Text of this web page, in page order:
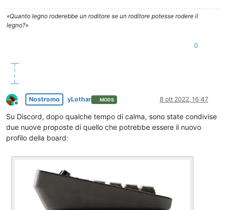
«Quanto legno roderebbe un roditore se un roditore potesse rodere il
legno?»
0
Non in linea
Nostromo yLothar MODS 8 ott 2022, 16:47
Su Discord, dopo qualche tempo di calma, sono state condivise
due nuove proposte di quello che potrebbe essere il nuovo
profilo della board: